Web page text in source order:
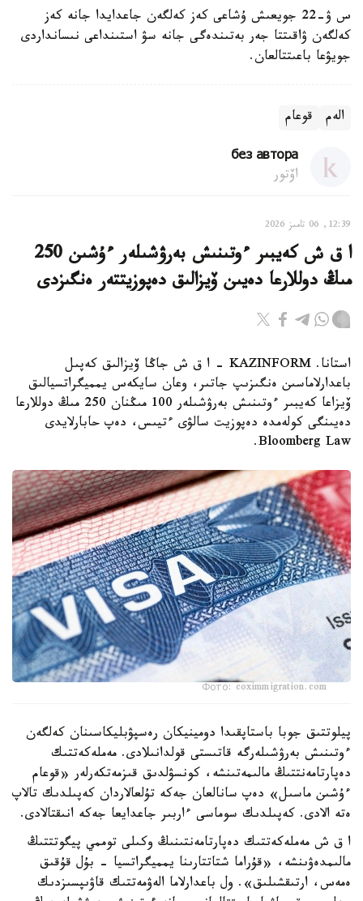
س ۋ-22 جويعىش ۇشاعى كەز كەلگەن جاعدايدا جانە كەز
كەلگەن ۋاقىتتا جەر بەتىندەگى جانە سۋ استىنداعى نىسانداردى
جويۋعا باعىتتالعان.
الەم قوعام
без автора
اۆتور
12:39, 06 تامىز 2026
ا ق ش كەيبىر ءوتىنىش بەرۋشىلەر ءۇشىن 250
مىڭ دوللارعا دەيىن ۆيزالىق دەپوزيتتەر ەنگىزدى
استانا. KAZINFORM – ا ق ش جاڭا ۆيزالىق كەپىل
باعدارلاماسىن ەنگىزىپ جاتىر، وعان سايكەس يمميگراتسيالىق
ۆيزاعا كەيبىر ءوتىنىش بەرۋشىلەر 100 مىڭنان 250 مىڭ دوللارعا
دەيىنگى كولەمدە دەپوزيت سالۋى ءتيىس، دەپ حابارلايدى
Bloomberg Law.
Фото: coximmigration.com
پيلوتتىق جوبا باستاپقىدا دومينيكان رەسپۋبليكاسىنان كەلگەن
ءوتىنىش بەرۋشىلەرگە قاتىستى قولدانىلادى. مەملەكەتتىك
دەپارتامەنتتىڭ مالىمەتىنشە، كونسۋلدىق قىزمەتكەرلەر «قوعام
ءۇشىن ماسىل» دەپ سانالعان جەكە تۇلعالاردان كەپىلدىك تالاپ
ەتە الادى. كەپىلدىك سوماسى ءاربىر جاعدايعا جەكە انىقتالادى.
ا ق ش مەملەكەتتىك دەپارتامەنتىنىڭ وكىلى توممي پيگوتتتىڭ
مالىمدەۋىنشە، «قۇراما شتاتتارىنا يمميگراتسيا - بۇل قۇقىق
ەمەس، ارتىقشىلىق». ول باعدارلاما الەۋمەتتىك قاۋىپسىزدىك